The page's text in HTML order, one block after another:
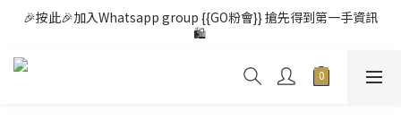
🎉按此🎉加入Whatsapp group {{GO粉會}} 搶先得到第一手資訊
🛍️